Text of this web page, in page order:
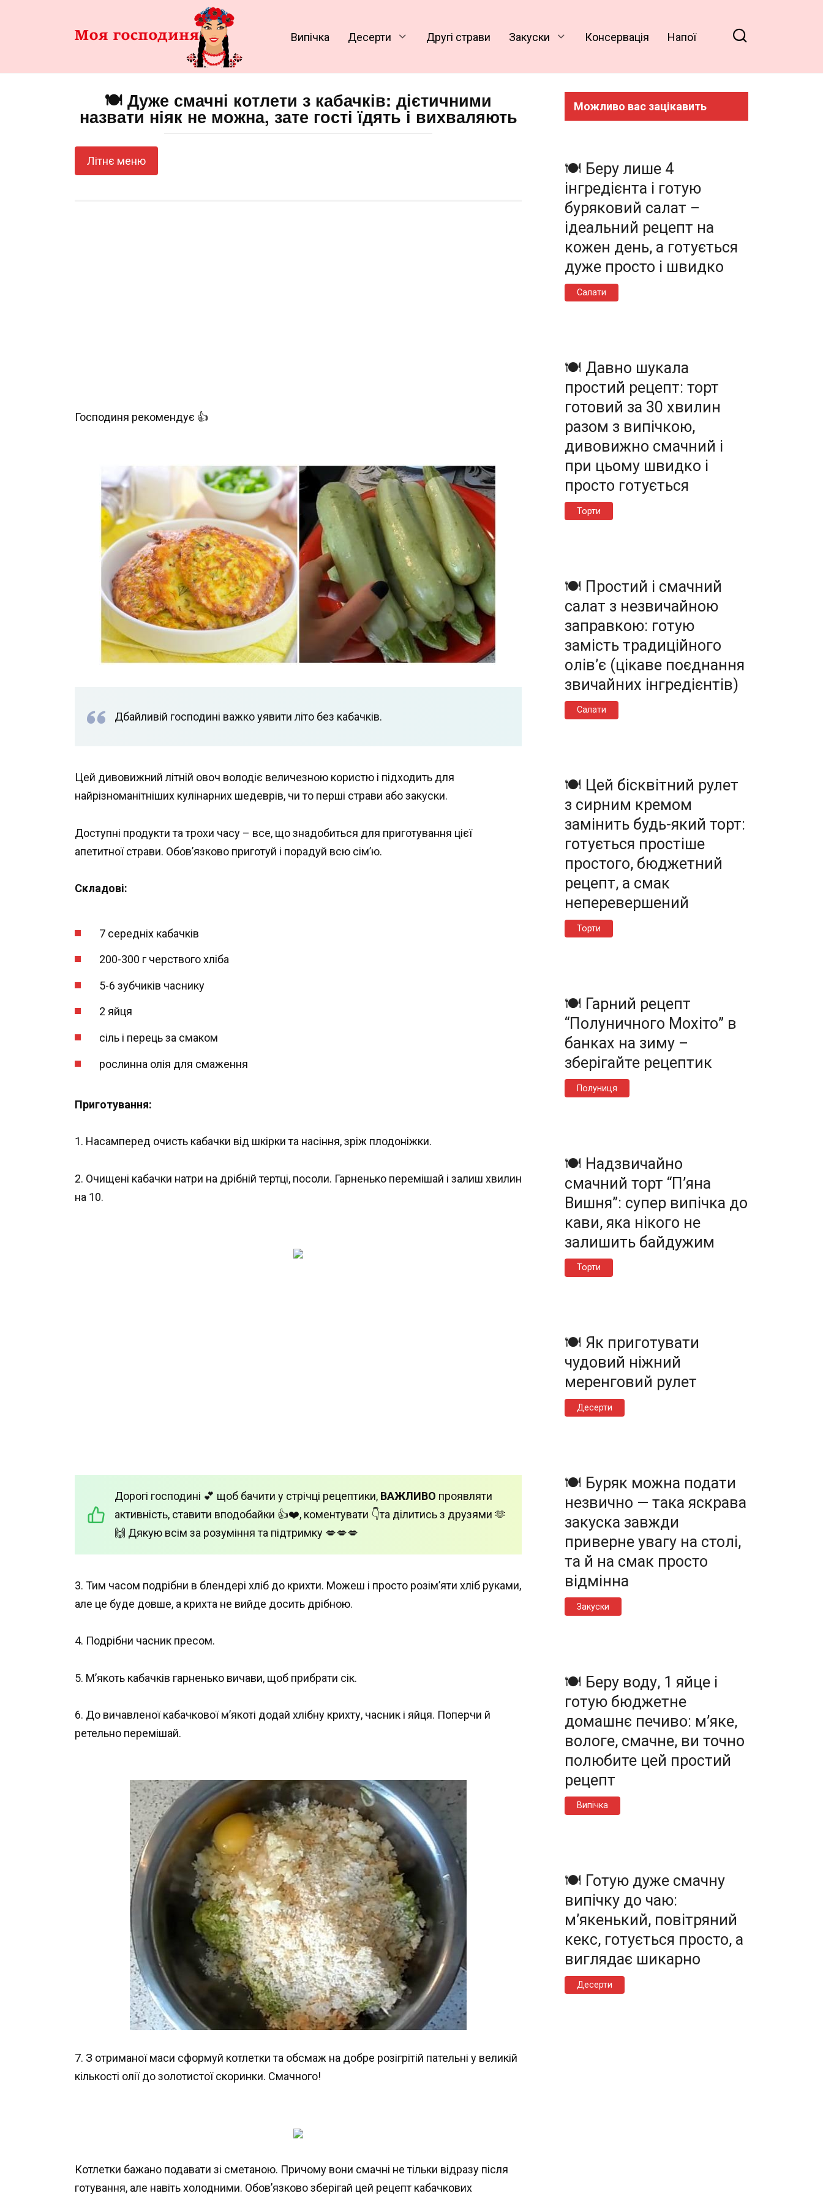
Випічка Десерти Другі страви Закуски Консервація Напої
🍽️ Дуже смачні котлети з кабачків: дієтичними
назвати ніяк не можна, зате гості їдять і вихваляють
Літнє меню
Господиня рекомендує 👍
Дбайливій господині важко уявити літо без кабачків.
Цей дивовижний літній овоч володіє величезною користю і підходить для
найрізноманітніших кулінарних шедеврів, чи то перші страви або закуски.
Доступні продукти та трохи часу – все, що знадобиться для приготування цієї
апетитної страви. Обов’язково приготуй і порадуй всю сім’ю.
Складові:
7 середніх кабачків
200-300 г черствого хліба
5-6 зубчиків часнику
2 яйця
сіль і перець за смаком
рослинна олія для смаження
Приготування:
1. Насамперед очисть кабачки від шкірки та насіння, зріж плодоніжки.
2. Очищені кабачки натри на дрібній тертці, посоли. Гарненько перемішай і залиш хвилин
на 10.
Дорогі господині 💕 щоб бачити у стрічці рецептики, ВАЖЛИВО проявляти
активність, ставити вподобайки 👍❤️, коментувати 👇та ділитись з друзями 🫶
🙌 Дякую всім за розуміння та підтримку 💋💋💋
3. Тим часом подрібни в блендері хліб до крихти. Можеш і просто розім’яти хліб руками,
але це буде довше, а крихта не вийде досить дрібною.
4. Подрібни часник пресом.
5. М’якоть кабачків гарненько вичави, щоб прибрати сік.
6. До вичавленої кабачкової м’якоті додай хлібну крихту, часник і яйця. Поперчи й
ретельно перемішай.
7. З отриманої маси сформуй котлетки та обсмаж на добре розігрітій пательні у великій
кількості олії до золотистої скоринки. Смачного!
Котлетки бажано подавати зі сметаною. Причому вони смачні не тільки відразу після
готування, але навіть холодними. Обов’язково зберігай цей рецепт кабачкових
Можливо вас зацікавить
🍽️ Беру лише 4
інгредієнта і готую
буряковий салат –
ідеальний рецепт на
кожен день, а готується
дуже просто і швидко
Салати
🍽️ Давно шукала
простий рецепт: торт
готовий за 30 хвилин
разом з випічкою,
дивовижно смачний і
при цьому швидко і
просто готується
Торти
🍽️ Простий і смачний
салат з незвичайною
заправкою: готую
замість традиційного
олів’є (цікаве поєднання
звичайних інгредієнтів)
Салати
🍽️ Цей бісквітний рулет
з сирним кремом
замінить будь-який торт:
готується простіше
простого, бюджетний
рецепт, а смак
неперевершений
Торти
🍽️ Гарний рецепт
“Полуничного Мохіто” в
банках на зиму –
зберігайте рецептик
Полуниця
🍽️ Надзвичайно
смачний торт “П’яна
Вишня”: супер випічка до
кави, яка нікого не
залишить байдужим
Торти
🍽️ Як приготувати
чудовий ніжний
меренговий рулет
Десерти
🍽️ Буряк можна подати
незвично — така яскрава
закуска завжди
приверне увагу на столі,
та й на смак просто
відмінна
Закуски
🍽️ Беру воду, 1 яйце і
готую бюджетне
домашнє печиво: м’яке,
вологе, смачне, ви точно
полюбите цей простий
рецепт
Випічка
🍽️ Готую дуже смачну
випічку до чаю:
м’якенький, повітряний
кекс, готується просто, а
виглядає шикарно
Десерти